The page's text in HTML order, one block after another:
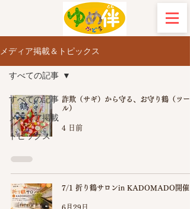
メディア掲載＆トピックス
すべての記事
メディア掲載
トピックス
すべての記事
詐欺（サギ）から守る、お守り鶴（ツー
ル）
4 日前
7/1 折り鶴サロンin KADOMADO開催
6月29日